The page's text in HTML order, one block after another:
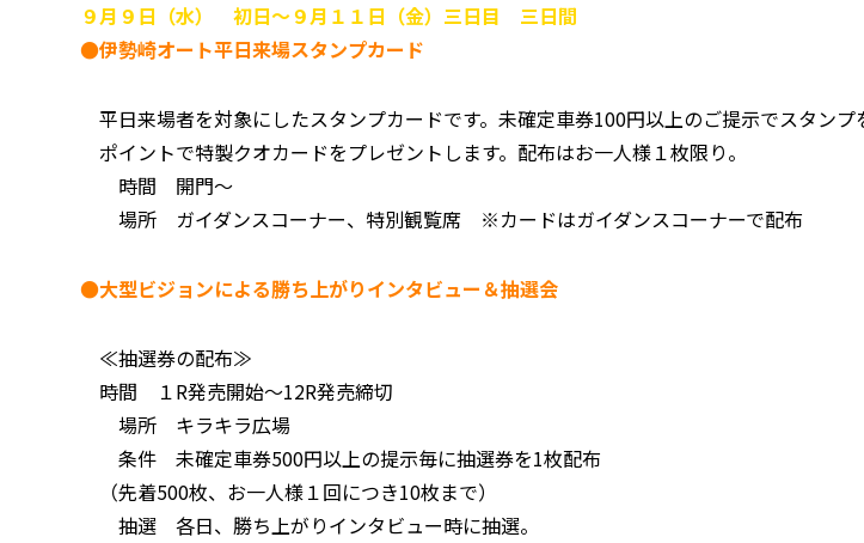
９月９日（水） 初日～９月１１日（金）三日目 三日間
●伊勢崎オート平日来場スタンプカード
平日来場者を対象にしたスタンプカードです。未確定車券100円以上のご提示でスタン
ポイントで特製クオカードをプレゼントします。配布はお一人様１枚限り。
時間 開門～
場所 ガイダンスコーナー、特別観覧席 ※カードはガイダンスコーナーで配布
●大型ビジョンによる勝ち上がりインタビュー＆抽選会
≪抽選券の配布≫
時間 １R発売開始～12R発売締切
場所 キラキラ広場
条件 未確定車券500円以上の提示毎に抽選券を1枚配布
（先着500枚、お一人様１回につき10枚まで）
抽選 各日、勝ち上がりインタビュー時に抽選。